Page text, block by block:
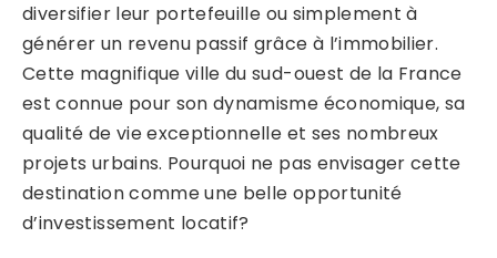
diversifier leur portefeuille ou simplement à
générer un revenu passif grâce à l’immobilier.
Cette magnifique ville du sud-ouest de la France
est connue pour son dynamisme économique, sa
qualité de vie exceptionnelle et ses nombreux
projets urbains. Pourquoi ne pas envisager cette
destination comme une belle opportunité
d’investissement locatif?